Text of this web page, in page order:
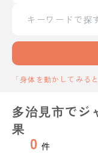
「身体を動かしてみる
多治見市でジ
果
0 件